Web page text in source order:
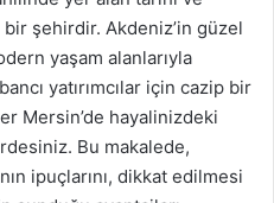
şehirdir. Akdeniz’in güzel
yaşam alanlarıyla
yatırımcılar için cazip bir
Mersin’de hayalinizdeki
Bu makalede,
ipuçlarını, dikkat edilmesi